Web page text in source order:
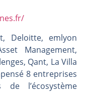
Deloitte, emlyon
Management,
Qant, La Villa
8 entreprises
l’écosystème